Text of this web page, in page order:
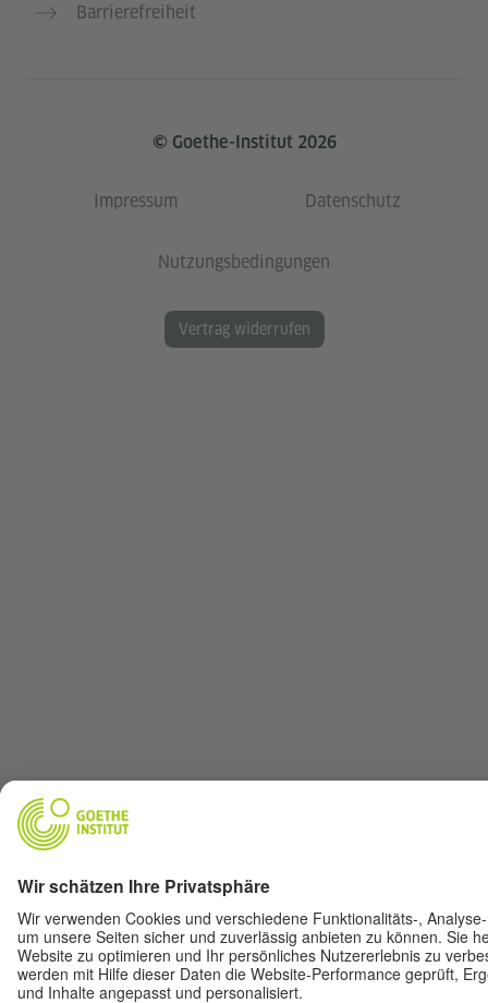
Barrierefreiheit
© Goethe-Institut 2026
Impressum Datenschutz
Nutzungsbedingungen
Vertrag widerrufen